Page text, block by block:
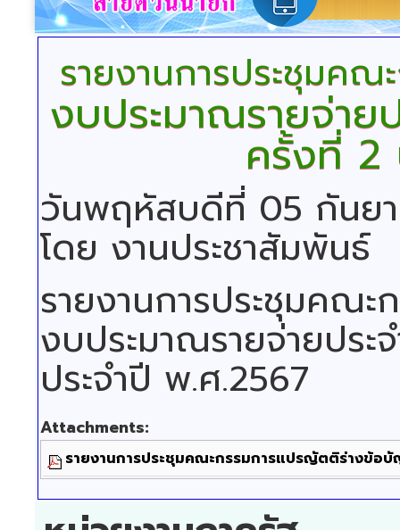
รายงานการประชุมค
งบประมาณรายจ่า
ครั้งที่ 2
วันพฤหัสบดีที่ 05 กันย
โดย งานประชาสัมพันธ์
รายงานการประชุมค
งบประมาณรายจ่ายปร
ประจำปี พ.ศ.2567
Attachments:
รายงานการประชุมคณะกรรมการแปรญัตติร่างข้